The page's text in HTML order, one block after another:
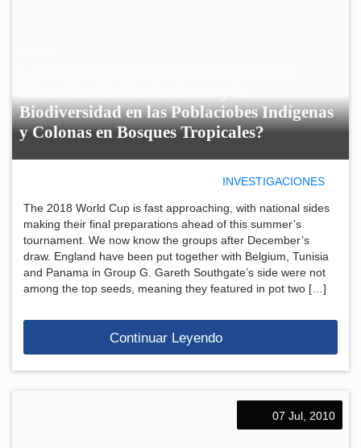
Biodiversidad en las Poblaciobes Indígenas
y Colonas en Bosques Tropicales?
INVESTIGACIONES
The 2018 World Cup is fast approaching, with national sides
making their final preparations ahead of this summer’s
tournament. We now know the groups after December’s
draw. England have been put together with Belgium, Tunisia
and Panama in Group G. Gareth Southgate’s side were not
among the top seeds, meaning they featured in pot two […]
Continuar Leyendo
07 Jul, 2010